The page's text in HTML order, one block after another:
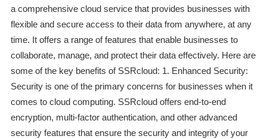
a comprehensive cloud service that provides businesses with
flexible and secure access to their data from anywhere, at any
time. It offers a range of features that enable businesses to
collaborate, manage, and protect their data effectively. Here are
some of the key benefits of SSRcloud: 1. Enhanced Security:
Security is one of the primary concerns for businesses when it
comes to cloud computing. SSRcloud offers end-to-end
encryption, multi-factor authentication, and other advanced
security features that ensure the security and integrity of your